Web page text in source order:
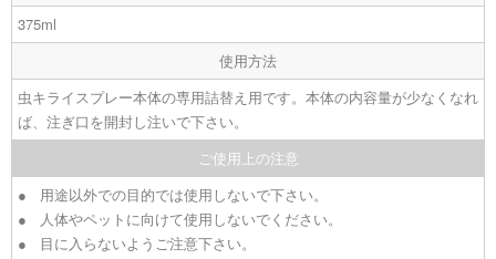
375ml
使用方法
虫キライスプレー本体の専用詰替え用です。本体の内容量が少なくなれ
ば、注ぎ口を開封し注いで下さい。
ご使用上の注意
用途以外での目的では使用しないで下さい。
人体やペットに向けて使用しないでください。
目に入らないようご注意下さい。